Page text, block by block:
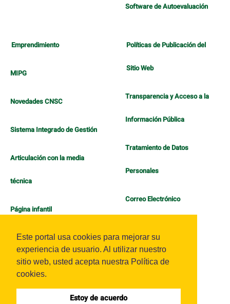
Este portal usa cookies para mejorar su
experiencia de usuario. Al utilizar nuestro
sitio web, usted acepta nuestra Política de
cookies.
Estoy de acuerdo
Software de Autoevaluación
Emprendimiento
MIPG
Novedades CNSC
Sistema Integrado de Gestión
Articulación con la media
técnica
Página infantil
Políticas de Publicación del
Sitio Web
Transparencia y Acceso a la
Información Pública
Tratamiento de Datos
Personales
Correo Electrónico